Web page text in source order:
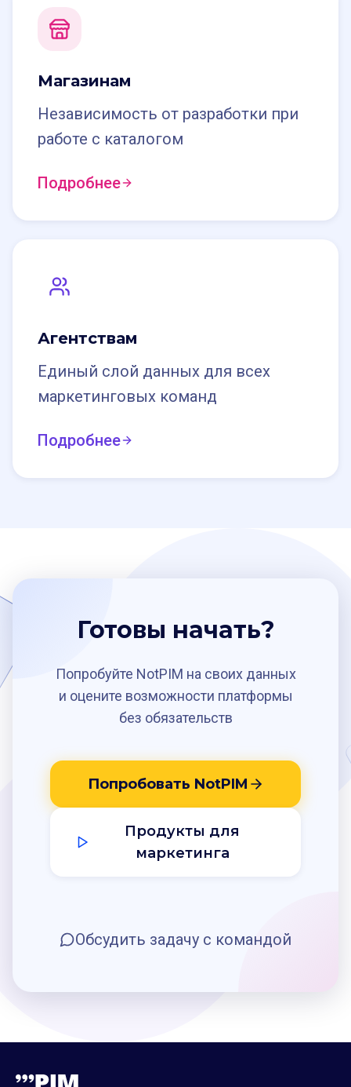
Магазинам
Независимость от разработки при
работе с каталогом
Подробнее
Агентствам
Единый слой данных для всех
маркетинговых команд
Подробнее
Готовы начать?
Попробуйте NotPIM на своих данных
и оцените возможности платформы
без обязательств
Попробовать NotPIM
Продукты для
маркетинга
Обсудить задачу с командой